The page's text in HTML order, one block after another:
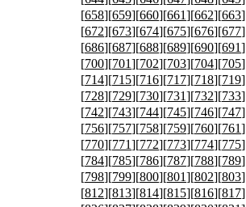
[658][659][660][661][662][663
[672][673][674][675][676][677
[686][687][688][689][690][691
[700][701][702][703][704][705
[714][715][716][717][718][719
[728][729][730][731][732][733
[742][743][744][745][746][747
[756][757][758][759][760][761
[770][771][772][773][774][775
[784][785][786][787][788][789
[798][799][800][801][802][803
[812][813][814][815][816][817